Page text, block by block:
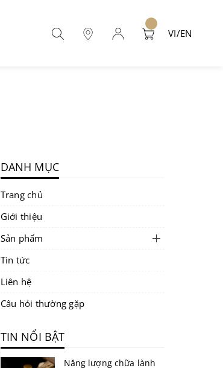
VI/EN
DANH MỤC
Trang chủ
Giới thiệu
Sản phẩm
Tin tức
Liên hệ
Câu hỏi thường gặp
TIN NỔI BẬT
Năng lượng chữa lành